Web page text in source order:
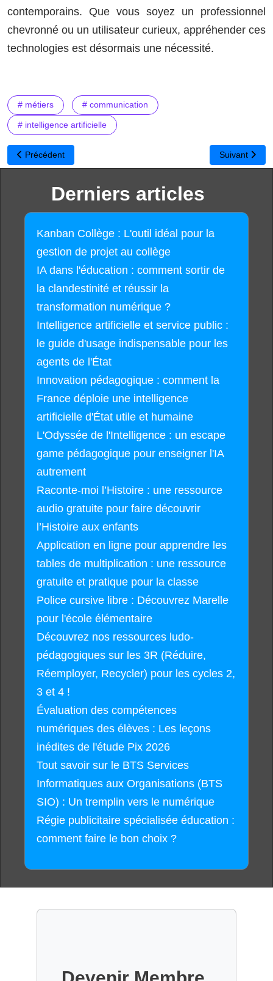
contemporains. Que vous soyez un professionnel
chevronné ou un utilisateur curieux, appréhender ces
technologies est désormais une nécessité.
# métiers # communication
# intelligence artificielle
Article précédent : Découvrez le guide pratique sur l’intelligence
Précédent Article
Suivant
Derniers articles
Kanban Collège : L'outil idéal pour la
gestion de projet au collège
IA dans l'éducation : comment sortir de
la clandestinité et réussir la
transformation numérique ?
Intelligence artificielle et service public :
le guide d'usage indispensable pour les
agents de l'État
Innovation pédagogique : comment la
France déploie une intelligence
artificielle d'État utile et humaine
L'Odyssée de l'Intelligence : un escape
game pédagogique pour enseigner l'IA
autrement
Raconte-moi l’Histoire : une ressource
audio gratuite pour faire découvrir
l’Histoire aux enfants
Application en ligne pour apprendre les
tables de multiplication : une ressource
gratuite et pratique pour la classe
Police cursive libre : Découvrez Marelle
pour l'école élémentaire
Découvrez nos ressources ludo-
pédagogiques sur les 3R (Réduire,
Réemployer, Recycler) pour les cycles 2,
3 et 4 !
Évaluation des compétences
numériques des élèves : Les leçons
inédites de l'étude Pix 2026
Tout savoir sur le BTS Services
Informatiques aux Organisations (BTS
SIO) : Un tremplin vers le numérique
Régie publicitaire spécialisée éducation :
comment faire le bon choix ?